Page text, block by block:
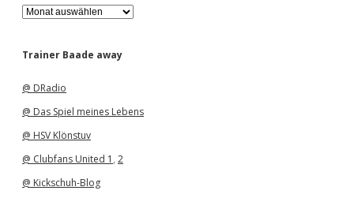
A
r
h
Trainer Baade away
@ DRadio
@ Das Spiel meines Lebens
@ HSV Klönstuv
@ Clubfans United 1 , 2
@ Kickschuh-Blog